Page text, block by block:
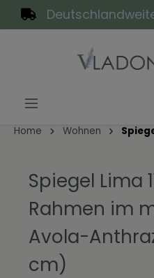
springen
Home Wohnen
Spiegel Lima
Rahmen im
Avola-
cm)